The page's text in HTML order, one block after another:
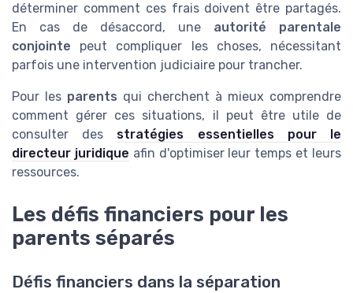
déterminer comment ces frais doivent être partagés.
En cas de désaccord, une autorité parentale
conjointe peut compliquer les choses, nécessitant
parfois une intervention judiciaire pour trancher.
Pour les parents qui cherchent à mieux comprendre
comment gérer ces situations, il peut être utile de
consulter des stratégies essentielles pour le
directeur juridique afin d'optimiser leur temps et leurs
ressources.
Les défis financiers pour les
parents séparés
Défis financiers dans la séparation